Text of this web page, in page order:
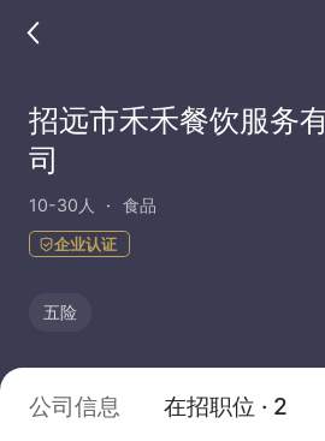
招远市禾禾餐饮服务
司
10-30人 食品
企业认证
五险
公司信息 在招职位 · 2